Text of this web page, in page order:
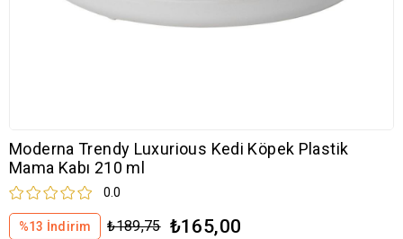
Moderna Trendy Luxurious Kedi Köpek Plastik
Mama Kabı 210 ml
0.0
%13 İndirim ₺189,75 ₺165,00